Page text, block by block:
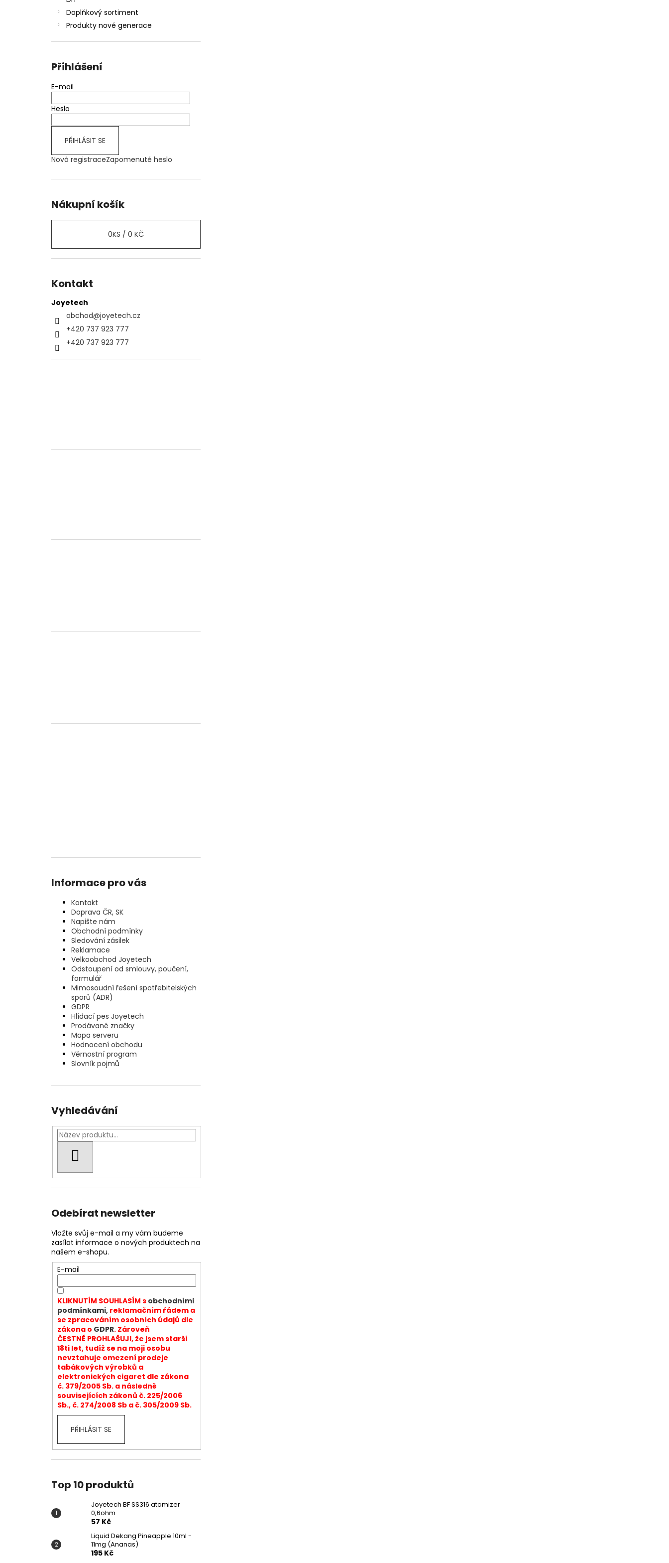
Doplňkový sortiment
Produkty nové generace
Přihlášení
E-mail
Heslo
PŘIHLÁSIT SE
Nová registraceZapomenuté heslo
Nákupní košík
0KS / 0 KČ
Kontakt
Joyetech
obchod@joyetech.cz
+420 737 923 777
+420 737 923 777
Informace pro vás
Kontakt
Doprava ČR, SK
Napište nám
Obchodní podmínky
Sledování zásilek
Reklamace
Velkoobchod Joyetech
Odstoupení od smlouvy, poučení,
formulář
Mimosoudní řešení spotřebitelských
sporů (ADR)
GDPR
Hlídací pes Joyetech
Prodávané značky
Mapa serveru
Hodnocení obchodu
Věrnostní program
Slovník pojmů
Vyhledávání
Odebírat newsletter
Vložte svůj e-mail a my vám budeme
zasílat informace o nových produktech na
našem e-shopu.
E-mail
KLIKNUTÍM SOUHLASÍM s obchodními
podmínkami,reklamačním řádem a
se zpracováním osobních údajů dle
zákona o GDPR. Zároveň
ČESTNĚ PROHLAŠUJI, že jsem starší
18ti let, tudíž se na moji osobu
nevztahuje omezení prodeje
tabákových výrobků a
elektronických cigaret dle zákona
č. 379/2005 Sb. a následně
souvisejících zákonů č. 225/2006
Sb., č. 274/2008 Sb a č. 305/2009 Sb.
PŘIHLÁSIT SE
Top 10 produktů
Joyetech BF SS316 atomizer
0,6ohm
57 Kč
Liquid Dekang Pineapple 10ml -
11mg (Ananas)
195 Kč
JOYETECH BF SS316 ATOMIZER 0,6OHM
57 Kč